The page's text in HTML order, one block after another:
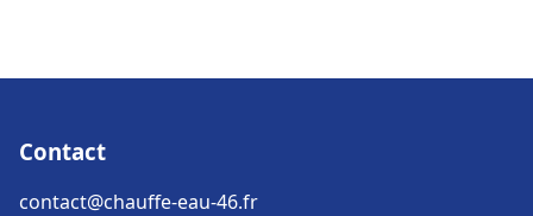
Contact
contact@chauffe-eau-46.fr